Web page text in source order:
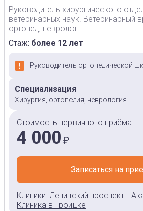
Руководитель хирургического
ветеринарных наук. Ветеринарный
ортопед, невролог.
Стаж: более 12 лет
Руководитель ортопедической
Специализация
Хирургия, ортопедия, неврология
Стоимость первичного приёма
4 000 ₽
Записаться на
Клиники: Ленинский проспект
Клиника в Троицке